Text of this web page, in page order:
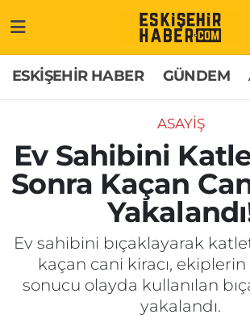
ESKİŞEHİR HABER GÜNDEM
ASAYİŞ
Ev Sahibini
Sonra Kaçan
Ev sahibini bıçaklayarak
kaçan cani kiracı, ekiplerin
sonucu olayda kullanılan
yakalandı.
GÜNDEM
ASAYİŞ
SİYASET
EKONOMİ
SAĞLIK
Hakkımızda
İletişim
Künye
Odunpazarı Trafik Yoğunluk
Süper Lig Puan Durumu ve
Tüm Manşetler
Son Dakika Haberleri
Haber Arşivi